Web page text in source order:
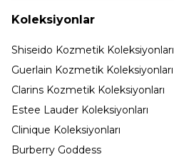
Koleksiyonlar
Shiseido Kozmetik Koleksiyonları
Guerlain Kozmetik Koleksiyonları
Clarins Kozmetik Koleksiyonları
Estee Lauder Koleksiyonları
Clinique Koleksiyonları
Burberry Goddess